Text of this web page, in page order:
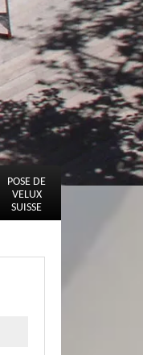
POSE DE
VELUX
SUISSE